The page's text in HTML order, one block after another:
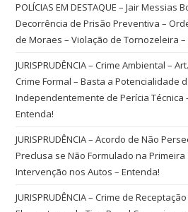
POLÍCIAS EM DESTAQUE – Jair Messias
Decorrência de Prisão Preventiva –
de Moraes – Violação de Tornozeleira –
JURISPRUDÊNCIA – Crime Ambiental –
Crime Formal – Basta a Potencialidade
Independentemente de Perícia Técnica
Entenda!
JURISPRUDÊNCIA – Acordo de Não
Preclusa se Não Formulado na
Intervenção nos Autos – Entenda!
JURISPRUDÊNCIA – Crime de